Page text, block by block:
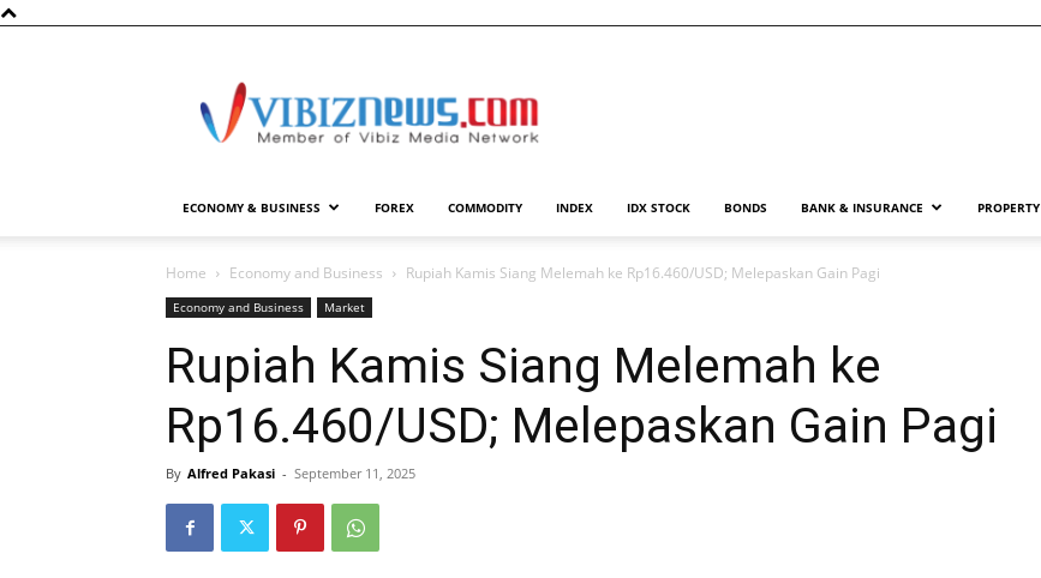
ECONOMY & BUSINESS FOREX COMMODITY INDEX IDX STOCK BONDS BANK & INSURANCE PROPERTY
Home Economy and Business Rupiah Kamis Siang Melemah ke Rp16.460/USD; Melepaskan Gain Pagi
Economy and Business Market
Rupiah Kamis Siang Melemah ke
Rp16.460/USD; Melepaskan Gain Pagi
By Alfred Pakasi - September 11, 2025